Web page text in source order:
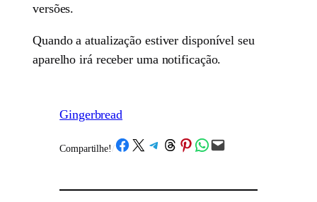
versões.
Quando a atualização estiver disponível seu
aparelho irá receber uma notificação.
Gingerbread
Compartilhe! /Share on Facebook
Share on X Share on Telegram
Share on Threads
Share on Pinterest
Share on WhatsApp
Email this Page